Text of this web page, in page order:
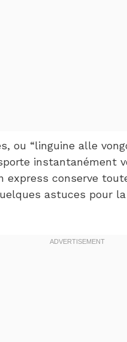
ou “linguine alle
instantanément
express conserve
astuces pour